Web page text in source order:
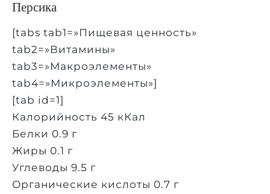
Персика
[tabs tab1=»Пищевая ценность»
tab2=»Витамины»
tab3=»Макроэлементы»
tab4=»Микроэлементы»]
[tab id=1]
Калорийность 45 кКал
Белки 0.9 г
Жиры 0.1 г
Углеводы 9.5 г
Органические кислоты 0.7 г